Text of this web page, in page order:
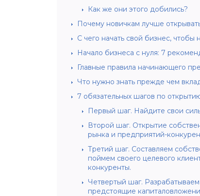
Как же они этого добились?
Почему новичкам лучше
С чего начать свой бизнес,
Начало бизнеса с нуля: 7
Главные правила начинающего
Что нужно знать прежде чем
7 обязательных шагов по
Первый шаг. Найдите свои
Второй шаг. Открытие
рынка и предприятий-
Третий шаг. Составляем
поймем своего целевого
конкуренты.
Четвертый шаг.
предстоящие